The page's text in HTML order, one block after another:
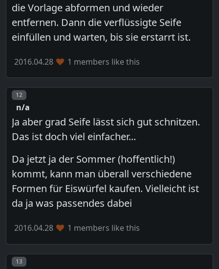
die Vorlage abformen und wieder
entfernen. Dann die verflüssigte Seife
einfüllen und warten, bis sie erstarrt ist.
2016.04.28 1 members like this
Post number
12
n/a
Ja aber grad Seife lässt sich gut schnitzen.
Das ist doch viel einfacher...
Da jetzt ja der Sommer (hoffentlich!)
kommt, kann man überall verschiedene
Formen für Eiswürfel kaufen. Vielleicht ist
da ja was passendes dabei
2016.04.28 1 members like this
Post number
13